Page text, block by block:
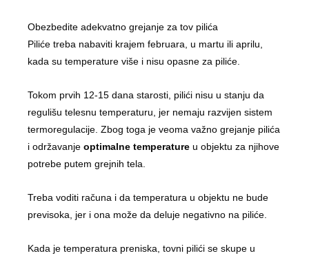
Obezbedite adekvatno grejanje za tov pilića
Piliće treba nabaviti krajem februara, u martu ili aprilu,
kada su temperature više i nisu opasne za piliće.
Tokom prvih 12-15 dana starosti, pilići nisu u stanju da
regulišu telesnu temperaturu, jer nemaju razvijen sistem
termoregulacije. Zbog toga je veoma važno grejanje pilića
i održavanje optimalne temperature u objektu za njihove
potrebe putem grejnih tela.
Treba voditi računa i da temperatura u objektu ne bude
previsoka, jer i ona može da deluje negativno na piliće.
Kada je temperatura preniska, tovni pilići se skupe u